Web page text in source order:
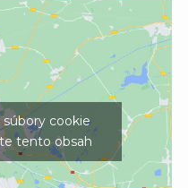
cookie
tento obsah